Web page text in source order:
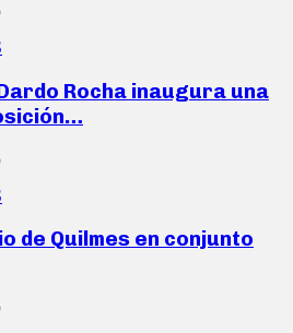
Rocha inaugura una
de Quilmes en conjunto